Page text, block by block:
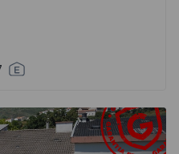
e Canhoso - 1497806 -